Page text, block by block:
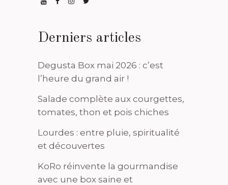
Derniers articles
Degusta Box mai 2026 : c’est
l’heure du grand air !
Salade complète aux courgettes,
tomates, thon et pois chiches
Lourdes : entre pluie, spiritualité
et découvertes
KoRo réinvente la gourmandise
avec une box saine et